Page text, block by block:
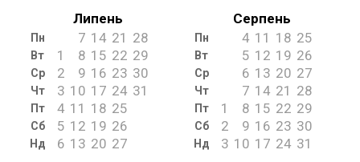
Липень
Пн 7 14 21 28
Вт 1 8 15 22 29
Ср 2 9 16 23 30
Чт 3 10 17 24 31
Пт 4 11 18 25
Сб 5 12 19 26
Нд 6 13 20 27
Серпень
Пн 4 11 18 25
Вт 5 12 19 26
Ср 6 13 20 27
Чт 7 14 21 28
Пт 1 8 15 22 29
Сб 2 9 16 23 30
Нд 3 10 17 24 31